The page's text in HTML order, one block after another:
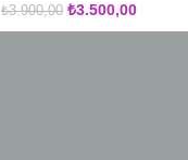
₺3.900,00 ₺3.500,00